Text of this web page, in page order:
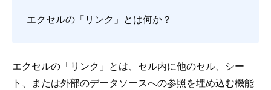
エクセルの「リンク」とは何か？
エクセルの「リンク」とは、セル内に他のセル、シー
ト、または外部のデータソースへの参照を埋め込む機能